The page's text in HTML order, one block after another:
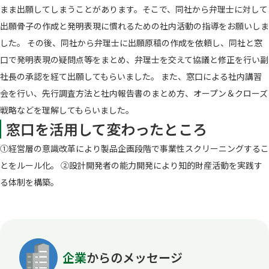
まま出願してしまうことがあります。そこで、同社から弁理士に対して
出願骨子の作成と発明表現に慣れるための社内活動の指導をお願いしま
した。 その後、同社から弁理士に出願原稿の作成を依頼し、同社と窓
口で発明表現の疑問点等をまとめ、弁理士を交えて協議と修正を行い副
社長の承認を経て出願してもらいました。 また、窓口による社内講習
会を行い、先行調査方法と社内報告書のまとめ方、オープン＆クローズ
戦略などを理解してもらいました。
窓口を活用して変わったところ
①経営層の意識改革により製品企画段階で事業性スクリーニングするこ
とをルール化。 ②設計開発者の能力開発により知的財産活動を実践す
る体制を構築。
企業からのメッセージ